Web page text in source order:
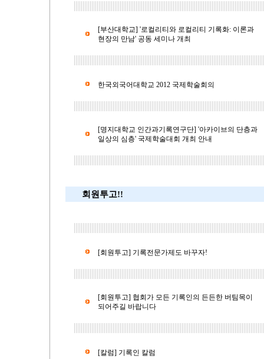
[부산대학교] '로컬리티와 로컬리티 기록화: 이론과
현장의 만남' 공동 세미나 개최
한국외국어대학교 2012 국제학술회의
[명지대학교 인간과기록연구단] '아카이브의 단층과
일상의 심층' 국제학술대회 개최 안내
회원투고!!
[회원투고] 기록전문가제도 바꾸자!
[회원투고] 협회가 모든 기록인의 든든한 버팀목이
되어주길 바랍니다
[칼럼] 기록인 칼럼